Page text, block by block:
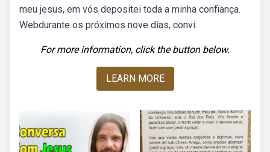
meu jesus, em vós depositei toda a minha confiança.
Webdurante os próximos nove dias, convi.
For more information, click the button below.
LEARN MORE